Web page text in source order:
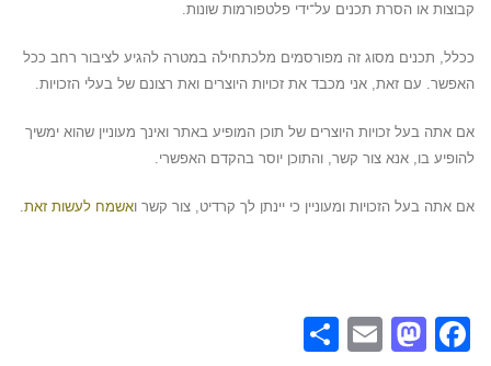
קבוצות או הסרת תכנים על־ידי פלטפורמות שונות.
ככלל, תכנים מסוג זה מפורסמים מלכתחילה במטרה להגיע לציבור רחב ככל
האפשר. עם זאת, אני מכבד את זכויות היוצרים ואת רצונם של בעלי הזכויות.
אם אתה בעל זכויות היוצרים של תוכן המופיע באתר ואינך מעוניין שהוא ימשיך
להופיע בו, אנא צור קשר, והתוכן יוסר בהקדם האפשרי.
אם אתה בעל הזכויות ומעוניין כי יינתן לך קרדיט, צור קשר ואשמח לעשות זאת.
Facebook
Mastodon
Email